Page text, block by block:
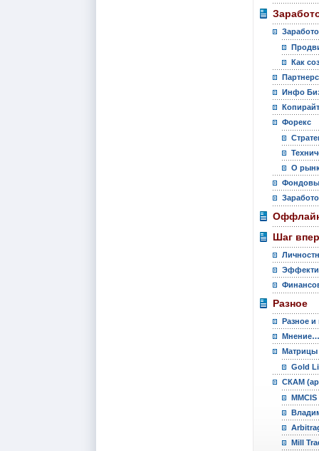
Как
Инфо
Форекс
О
Шаг
Разное
Разное и
Мнение…
Матрицы
Gold
СКАМ
Mill